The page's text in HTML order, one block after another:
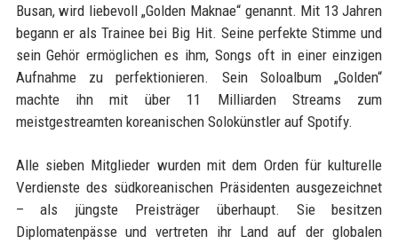
Busan, wird liebevoll „Golden Maknae“ genannt. Mit 13 Jahren
begann er als Trainee bei Big Hit. Seine perfekte Stimme und
sein Gehör ermöglichen es ihm, Songs oft in einer einzigen
Aufnahme zu perfektionieren. Sein Soloalbum „Golden“
machte ihn mit über 11 Milliarden Streams zum
meistgestreamten koreanischen Solokünstler auf Spotify.
Alle sieben Mitglieder wurden mit dem Orden für kulturelle
Verdienste des südkoreanischen Präsidenten ausgezeichnet
– als jüngste Preisträger überhaupt. Sie besitzen
Diplomatenpässe und vertreten ihr Land auf der globalen